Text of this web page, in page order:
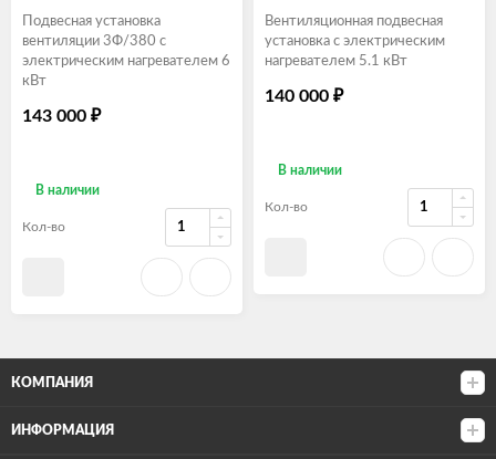
Подвесная установка
вентиляции 3Ф/380 с
электрическим нагревателем 6
кВт
143 000 ₽
В наличии
Кол-во
Вентиляционная подвесная
установка с электрическим
нагревателем 5.1 кВт
140 000 ₽
В наличии
Кол-во
КОМПАНИЯ
ИНФОРМАЦИЯ